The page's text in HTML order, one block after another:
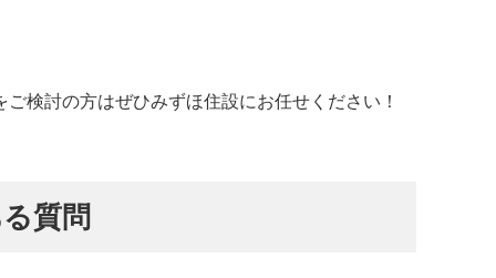
検討の方はぜひみずほ住設にお任せください！
質問